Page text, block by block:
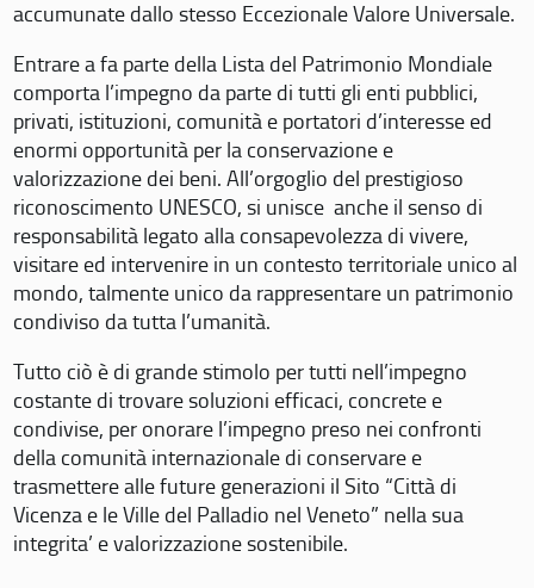
accumunate dallo stesso Eccezionale Valore Universale.
Entrare a fa parte della Lista del Patrimonio Mondiale
comporta l’impegno da parte di tutti gli enti pubblici,
privati, istituzioni, comunità e portatori d’interesse ed
enormi opportunità per la conservazione e
valorizzazione dei beni. All’orgoglio del prestigioso
riconoscimento UNESCO, si unisce anche il senso di
responsabilità legato alla consapevolezza di vivere,
visitare ed intervenire in un contesto territoriale unico al
mondo, talmente unico da rappresentare un patrimonio
condiviso da tutta l’umanità.
Tutto ciò è di grande stimolo per tutti nell’impegno
costante di trovare soluzioni efficaci, concrete e
condivise, per onorare l’impegno preso nei confronti
della comunità internazionale di conservare e
trasmettere alle future generazioni il Sito “Città di
Vicenza e le Ville del Palladio nel Veneto” nella sua
integrita’ e valorizzazione sostenibile.